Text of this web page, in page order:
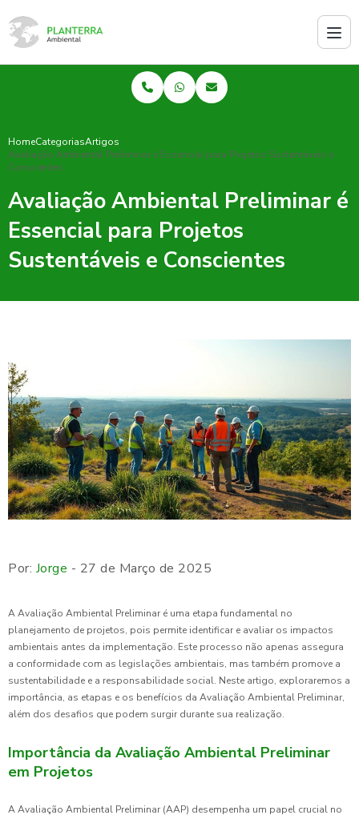
HomeCategoriasArtigos
Avaliação Ambiental Preliminar é Essencial para Projetos Sustentáveis e
Conscientes
Avaliação Ambiental Preliminar é
Essencial para Projetos
Sustentáveis e Conscientes
Por: Jorge - 27 de Março de 2025
A Avaliação Ambiental Preliminar é uma etapa fundamental no
planejamento de projetos, pois permite identificar e avaliar os impactos
ambientais antes da implementação. Este processo não apenas assegura
a conformidade com as legislações ambientais, mas também promove a
sustentabilidade e a responsabilidade social. Neste artigo, exploraremos a
importância, as etapas e os benefícios da Avaliação Ambiental Preliminar,
além dos desafios que podem surgir durante sua realização.
Importância da Avaliação Ambiental Preliminar
em Projetos
A Avaliação Ambiental Preliminar (AAP) desempenha um papel crucial no